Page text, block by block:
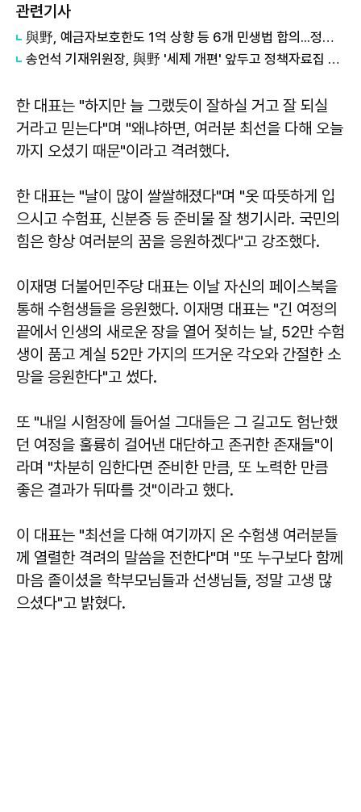
관련기사
與野, 예금자보호한도 1억 상향 등 6개 민생법 합의...정기국회 처리 목표
송언석 기재위원장, 與野 '세제 개편' 앞두고 정책자료집 발간
한 대표는 "하지만 늘 그랬듯이 잘하실 거고 잘 되실
거라고 믿는다"며 "왜냐하면, 여러분 최선을 다해 오늘
까지 오셨기 때문"이라고 격려했다.
한 대표는 "날이 많이 쌀쌀해졌다"며 "옷 따뜻하게 입
으시고 수험표, 신분증 등 준비물 잘 챙기시라. 국민의
힘은 항상 여러분의 꿈을 응원하겠다"고 강조했다.
이재명 더불어민주당 대표는 이날 자신의 페이스북을
통해 수험생들을 응원했다. 이재명 대표는 "긴 여정의
끝에서 인생의 새로운 장을 열어 젖히는 날, 52만 수험
생이 품고 계실 52만 가지의 뜨거운 각오와 간절한 소
망을 응원한다"고 썼다.
또 "내일 시험장에 들어설 그대들은 그 길고도 험난했
던 여정을 훌륭히 걸어낸 대단하고 존귀한 존재들"이
라며 "차분히 임한다면 준비한 만큼, 또 노력한 만큼
좋은 결과가 뒤따를 것"이라고 했다.
이 대표는 "최선을 다해 여기까지 온 수험생 여러분들
께 열렬한 격려의 말씀을 전한다"며 "또 누구보다 함께
마음 졸이셨을 학부모님들과 선생님들, 정말 고생 많
으셨다"고 밝혔다.